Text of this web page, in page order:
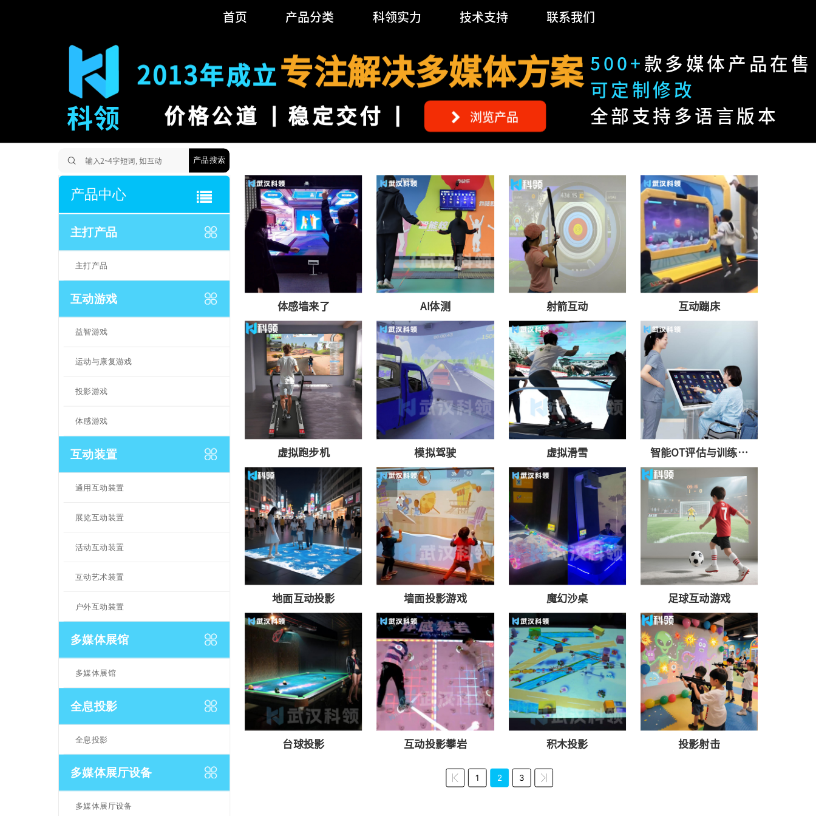
首页 产品分类 科领实力 技术支持 联系我们
浏览产品
500+款多媒体产品在售
可定制修改
全部支持多语言版本
2013年成立专注解决多媒体方案
科领 价格公道 稳定交付
产品搜索
体感墙来了 AI体测 射箭互动 互动蹦床
虚拟跑步机 模拟驾驶 虚拟滑雪
智能OT评估与训练游
戏
地面互动投影 墙面投影游戏 魔幻沙桌 足球互动游戏
台球投影 互动投影攀岩 积木投影 投影射击
1 2 3
产品中心
主打产品
主打产品
互动游戏
益智游戏
运动与康复游戏
投影游戏
体感游戏
互动装置
通用互动装置
展览互动装置
活动互动装置
互动艺术装置
户外互动装置
多媒体展馆
多媒体展馆
全息投影
全息投影
多媒体展厅设备
多媒体展厅设备